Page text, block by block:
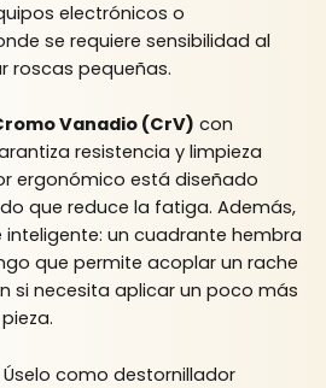
electrónicos o
se requiere sensibilidad al
roscas pequeñas.
Vanadio (CrV) con
resistencia y limpieza
ergonómico está diseñado
que reduce la fatiga. Además,
un cuadrante hembra
que permite acoplar un rache
si necesita aplicar un poco más
como destornillador